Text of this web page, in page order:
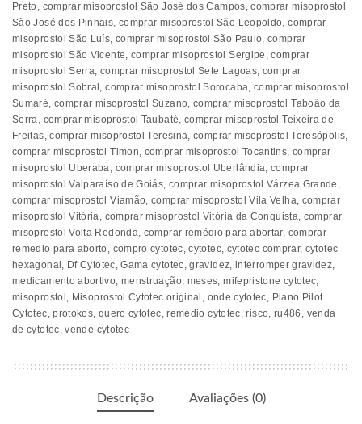
Preto, comprar misoprostol São José dos Campos,comprar misoprostol
São José dos Pinhais, comprar misoprostol São Leopoldo,comprar
misoprostol São Luís, comprar misoprostol São Paulo,comprar
misoprostol São Vicente,comprar misoprostol Sergipe ,comprar
misoprostol Serra, comprar misoprostol Sete Lagoas, comprar
misoprostol Sobral ,comprar misoprostol Sorocaba,comprar misoprostol
Sumaré, comprar misoprostol Suzano,comprar misoprostol Taboão da
Serra, comprar misoprostol Taubaté,comprar misoprostol Teixeira de
Freitas,comprar misoprostol Teresina,comprar misoprostol Teresópolis,
comprar misoprostol Timon, comprar misoprostol Tocantins, comprar
misoprostol Uberaba, comprar misoprostol Uberlândia,comprar
misoprostol Valparaíso de Goiás, comprar misoprostol Várzea Grande ,
comprar misoprostol Viamão,comprar misoprostol Vila Velha, comprar
misoprostol Vitória, comprar misoprostol Vitória da Conquista, comprar
misoprostol Volta Redonda, comprar remédio para abortar, comprar
remedio para aborto, compro cytotec,cytotec, cytotec comprar, cytotec
hexagonal , Df Cytotec,Gama cytotec,gravidez,interromper gravidez,
medicamento abortivo, menstruação, meses,mifepristone cytotec,
misoprostol , Misoprostol Cytotec original , onde cytotec, Plano Pilot
Cytotec,protokos, quero cytotec,remédio cytotec,risco, ru486 , venda
de cytotec,vende cytotec
Descrição Avaliações (0)